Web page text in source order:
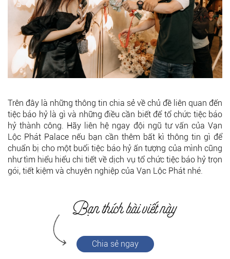
Trên đây là những thông tin chia sẻ về chủ đề liên quan đến
tiệc báo hỷ là gì và những điều cần biết để tổ chức tiệc báo
hỷ thành công. Hãy liên hệ ngay đội ngũ tư vấn của Vạn
Lộc Phát Palace nếu bạn cần thêm bất kì thông tin gì để
chuẩn bị cho một buổi tiệc báo hỷ ấn tượng của mình cũng
như tìm hiểu hiểu chi tiết về dịch vụ tổ chức tiệc báo hỷ trọn
gói, tiết kiệm và chuyên nghiệp của Vạn Lộc Phát nhé.
Chia sẻ ngay